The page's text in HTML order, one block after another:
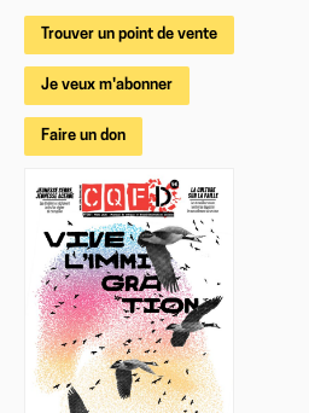
Trouver un point de vente
Je veux m'abonner
Faire un don